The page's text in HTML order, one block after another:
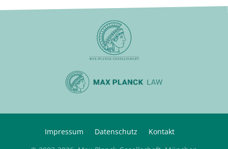
Impressum Datenschutz
Kontakt